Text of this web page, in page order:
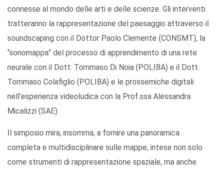
connesse al mondo delle arti e delle scienze. Gli interventi
tratteranno la rappresentazione del paesaggio attraverso il
soundscaping con il Dottor Paolo Clemente (CONSMT), la
“sonomappa” del processo di apprendimento di una rete
neurale con il Dott. Tommaso Di Noia (POLIBA) e il Dott.
Tommaso Colafiglio (POLIBA) e le prossemiche digitali
nell’esperienza videoludica con la Prof.ssa Alessandra
Micalizzi (SAE).
Il simposio mira, insomma, a fornire una panoramica
completa e multidisciplinare sulle mappe, intese non solo
come strumenti di rappresentazione spaziale, ma anche